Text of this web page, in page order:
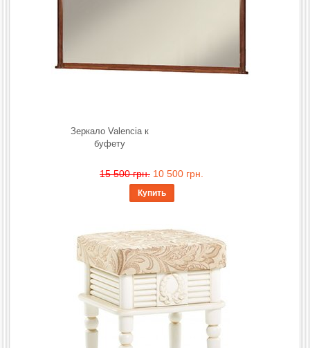
Зеркало Valencia к
буфету
15 500 грн. 10 500 грн.
Купить